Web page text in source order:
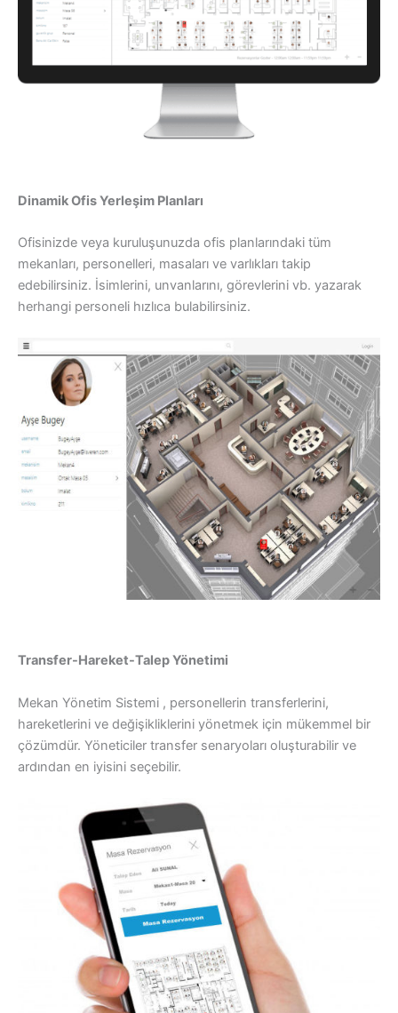
Dinamik Ofis Yerleşim Planları
Ofisinizde veya kuruluşunuzda ofis planlarındaki tüm
mekanları, personelleri, masaları ve varlıkları takip
edebilirsiniz. İsimlerini, unvanlarını, görevlerini vb. yazarak
herhangi personeli hızlıca bulabilirsiniz.
Transfer-Hareket-Talep Yönetimi
Mekan Yönetim Sistemi , personellerin transferlerini,
hareketlerini ve değişikliklerini yönetmek için mükemmel bir
çözümdür. Yöneticiler transfer senaryoları oluşturabilir ve
ardından en iyisini seçebilir.